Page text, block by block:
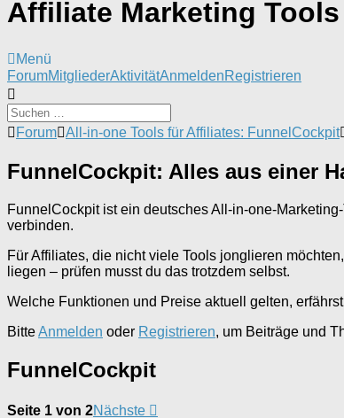
Affiliate Marketing Tools
Menü
Forum-
Navigation
ForumMitgliederAktivitätAnmeldenRegistrieren
Forum-
-
Du
hier:
Forum All-in-one Tools für Affiliates: FunnelCockpit
FunnelCockpit: Alles aus einer
FunnelCockpit ist ein deutsches All-in-one-
verbinden.
Für Affiliates, die nicht viele Tools jonglieren
liegen – prüfen musst du das trotzdem selbst.
Welche Funktionen und Preise aktuell gelten,
BitteAnmelden oder Registrieren, um Beiträge und
FunnelCockpit
Seite 1 von 2Nächste